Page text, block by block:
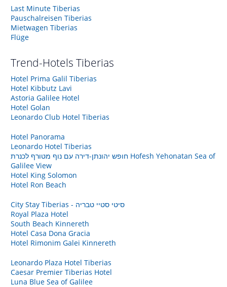
Last Minute Tiberias
Pauschalreisen Tiberias
Mietwagen Tiberias
Flüge
Trend-Hotels Tiberias
Hotel Prima Galil Tiberias
Hotel Kibbutz Lavi
Astoria Galilee Hotel
Hotel Golan
Leonardo Club Hotel Tiberias
Hotel Panorama
Leonardo Hotel Tiberias
חופש יהונתן-דירה עם נוף מטורף לכנרת Hofesh Yehonatan Sea of
Galilee View
Hotel King Solomon
Hotel Ron Beach
City Stay Tiberias - סיטי סטיי טבריה
Royal Plaza Hotel
South Beach Kinnereth
Hotel Casa Dona Gracia
Hotel Rimonim Galei Kinnereth
Leonardo Plaza Hotel Tiberias
Caesar Premier Tiberias Hotel
Luna Blue Sea of Galilee